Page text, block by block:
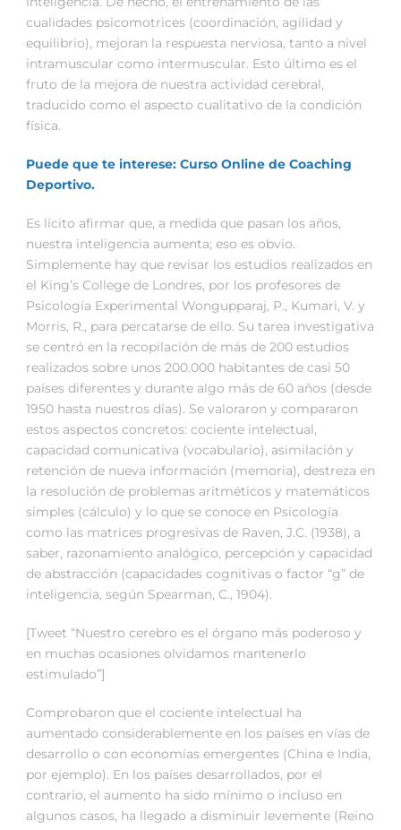
cualidades psicomotrices (coordinación, agilidad y
equilibrio), mejoran la respuesta nerviosa, tanto a nivel
intramuscular como intermuscular. Esto último es el
fruto de la mejora de nuestra actividad cerebral,
traducido como el aspecto cualitativo de la condición
física.
Puede que te interese: Curso Online de Coaching
Deportivo.
Es lícito afirmar que, a medida que pasan los años,
nuestra inteligencia aumenta; eso es obvio.
Simplemente hay que revisar los estudios realizados en
el King’s College de Londres, por los profesores de
Psicología Experimental Wongupparaj, P., Kumari, V. y
Morris, R., para percatarse de ello. Su tarea investigativa
se centró en la recopilación de más de 200 estudios
realizados sobre unos 200.000 habitantes de casi 50
países diferentes y durante algo más de 60 años (desde
1950 hasta nuestros días). Se valoraron y compararon
estos aspectos concretos: cociente intelectual,
capacidad comunicativa (vocabulario), asimilación y
retención de nueva información (memoria), destreza en
la resolución de problemas aritméticos y matemáticos
simples (cálculo) y lo que se conoce en Psicología
como las matrices progresivas de Raven, J.C. (1938), a
saber, razonamiento analógico, percepción y capacidad
de abstracción (capacidades cognitivas o factor “g” de
inteligencia, según Spearman, C., 1904).
[Tweet “Nuestro cerebro es el órgano más poderoso y
en muchas ocasiones olvidamos mantenerlo
estimulado”]
Comprobaron que el cociente intelectual ha
aumentado considerablemente en los países en vías de
desarrollo o con economías emergentes (China e India,
por ejemplo). En los países desarrollados, por el
contrario, el aumento ha sido mínimo o incluso en
algunos casos, ha llegado a disminuir levemente (Reino